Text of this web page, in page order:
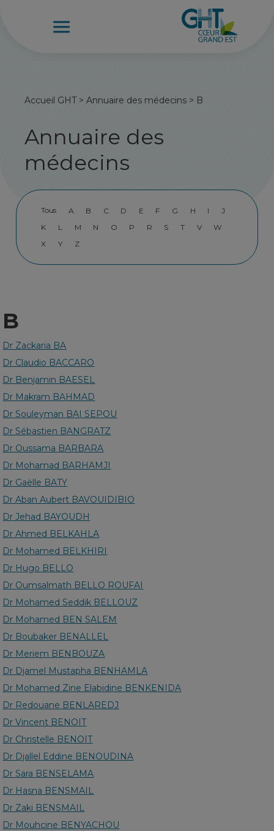
Accueil GHT >Annuaire des médecins > B
Annuaire des
médecins
Tous A B C D E F G H I
J
K
L M N O P R S T V
W
X
Y Z
B
Dr Zackaria BA
Dr Claudio BACCARO
Dr Benjamin BAESEL
Dr Makram BAHMAD
Dr Souleyman BAI SEPOU
Dr Sébastien BANGRATZ
Dr Oussama BARBARA
Dr Mohamad BARHAMJI
Dr Gaëlle BATY
Dr Aban Aubert BAVOUIDIBIO
Dr Jehad BAYOUDH
Dr Ahmed BELKAHLA
Dr Mohamed BELKHIRI
Dr Hugo BELLO
Dr Oumsalmath BELLO ROUFAI
Dr Mohamed Seddik BELLOUZ
Dr Mohamed BEN SALEM
Dr Boubaker BENALLEL
Dr Meriem BENBOUZA
Dr Djamel Mustapha BENHAMLA
Dr Mohamed Zine Elabidine BENKENIDA
Dr Redouane BENLAREDJ
Dr Vincent BENOIT
Dr Christelle BENOIT
Dr Djallel Eddine BENOUDINA
Dr Sara BENSELAMA
Dr Hasna BENSMAIL
Dr Zaki BENSMAIL
Dr Mouhcine BENYACHOU